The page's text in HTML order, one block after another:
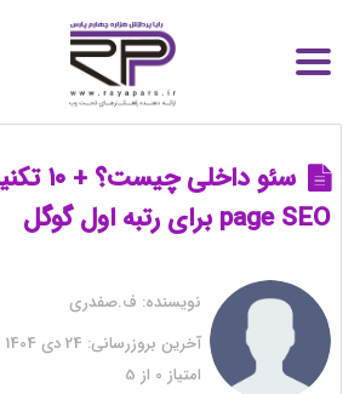
page SEO برای رتبه اول گوگل
نویسنده: ف.صفدری
آخرین بروزرسانی:
امتیاز 0 از 5